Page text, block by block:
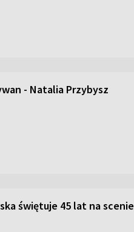
- Natalia Przybysz
świętuje 45 lat na scenie